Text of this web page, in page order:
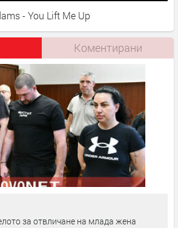
- You Lift Me Up
Коментирани
за отвличане на млада жена